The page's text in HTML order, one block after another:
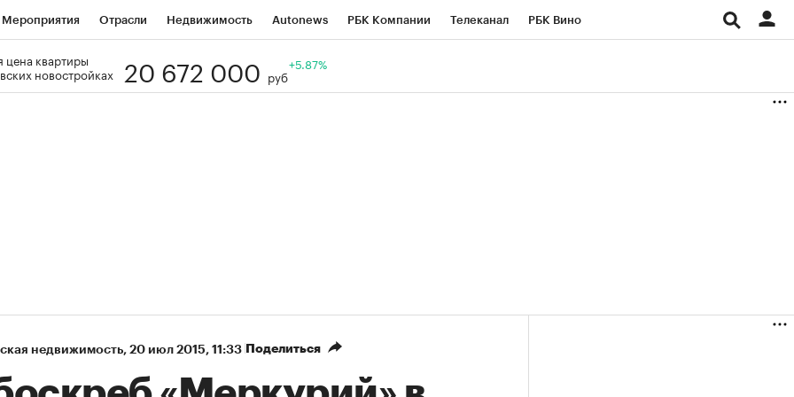
Мероприятия Отрасли Недвижимость Autonews РБК Компании Телеканал РБК Вино
Визионеры
цена квартиры
новостройках
20 672 000 руб
+5.87%
недвижимость⁠, 20 июл 2015, 11:33 Поделиться